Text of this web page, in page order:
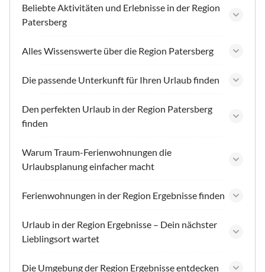
Beliebte Aktivitäten und Erlebnisse in der Region
Patersberg
Alles Wissenswerte über die Region Patersberg
Die passende Unterkunft für Ihren Urlaub finden
Den perfekten Urlaub in der Region Patersberg
finden
Warum Traum-Ferienwohnungen die
Urlaubsplanung einfacher macht
Ferienwohnungen in der Region Ergebnisse finden
Urlaub in der Region Ergebnisse – Dein nächster
Lieblingsort wartet
Die Umgebung der Region Ergebnisse entdecken